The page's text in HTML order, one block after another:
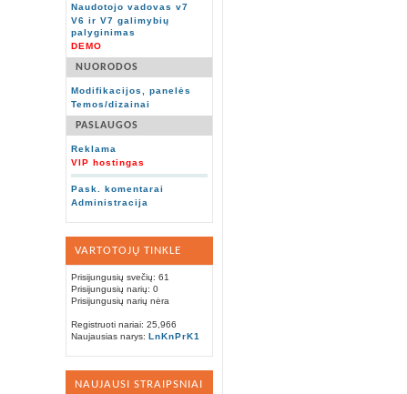
Naudotojo vadovas v7
V6 ir V7 galimybių
palyginimas
DEMO
NUORODOS
Modifikacijos, panelės
Temos/dizainai
PASLAUGOS
Reklama
VIP hostingas
Pask. komentarai
Administracija
VARTOTOJŲ TINKLE
Prisijungusių svečių: 61
Prisijungusių narių: 0
Prisijungusių narių nėra
Registruoti nariai: 25,966
Naujausias narys: LnKnPrK1
NAUJAUSI STRAIPSNIAI